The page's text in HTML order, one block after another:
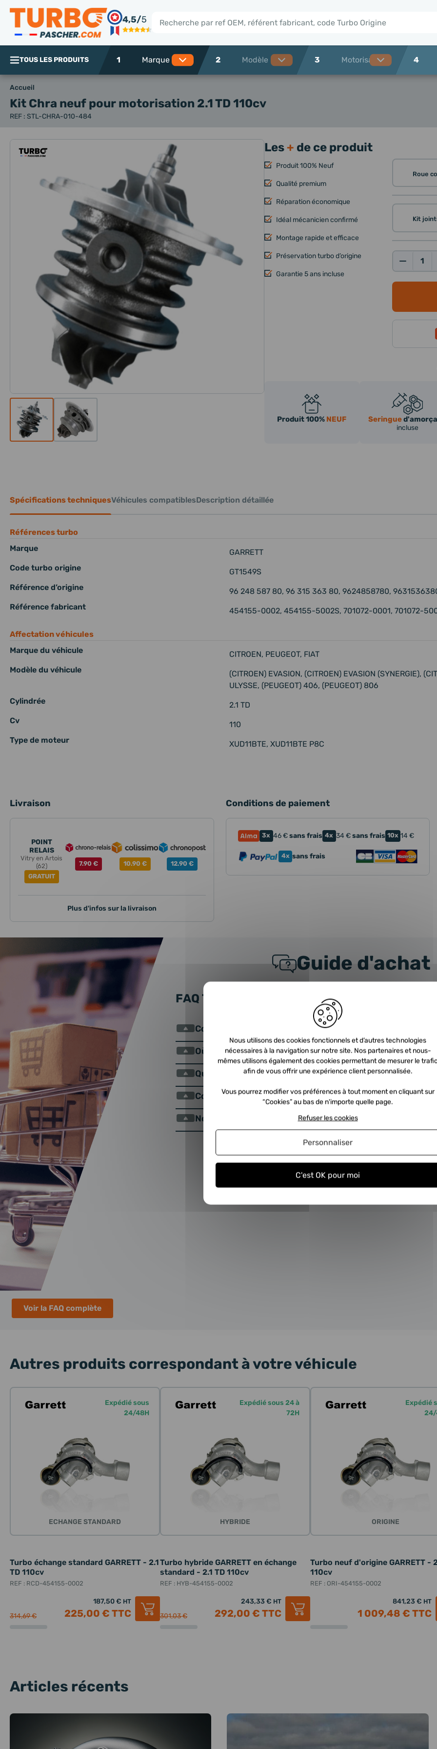
4,5/5
Rechercher
TOUS LES PRODUITS 1 2 3 4
Accueil
Kit Chra neuf pour motorisation 2.1 TD 110cv
REF : STL-CHRA-010-484
Les+ de ce produit
Produit 100% Neuf
Qualité premium
Réparation économique
Idéal mécanicien confirmé
Montage rapide et efficace
Préservation turbo d’origine
Garantie 5 ans incluse
Roue
Kit
Produit 100% NEUF Seringue
incluse
Spécifications techniquesVéhicules compatiblesDescription détaillée
Références turbo
Marque
GARRETT
Code turbo origine GT1549S
Référence d’origine 96 248 587 80, 96 315 363 80, 9624858780,
Référence fabricant 454155-0002, 454155-5002S, 701072-0001, 701072-
Affectation véhicules
Marque du véhicule
CITROEN, PEUGEOT, FIAT
Modèle du véhicule
(CITROEN) EVASION, (CITROEN) EVASION (SYNERGIE),
ULYSSE, (PEUGEOT) 406, (PEUGEOT) 806
Cylindrée 2.1 TD
Cv 110
Type de moteur XUD11BTE, XUD11BTE P8C
Livraison
POINT
RELAIS
Vitry en Artois
(62)
GRATUIT
7.90 € 10.90 € 12.90 €
Plus d'infos sur la livraison
Conditions de paiement
3x 46€sans frais 4x 34 €sans frais 10x 14 €
4x sans frais
Guide d'achat
FAQ TURBO
Comment choisir un turbo ?
Où se trouve le turbo dans mon véhicule ?
Qu’est ce qu’une consigne turbo?
Comment nous envoyer la consigne ?
Nos turbos échange standard
Voir la FAQ complète
Autres produits correspondant à votre véhicule
Expédié sous
24/48H
ECHANGE STANDARD
Turbo échange standard GARRETT - 2.1
TD 110cv
REF : RCD-454155-0002
314,69 €
187,50 € HT
225,00 € TTC
Expédié sous 24 à
72H
HYBRIDE
Turbo hybride GARRETT en échange
standard - 2.1 TD 110cv
REF : HYB-454155-0002
301,03 €
243,33 € HT
292,00 € TTC
Expédié
24/
ORIGINE
Turbo neuf d'origine GARRETT -
110cv
REF : ORI-454155-0002
841,23 € HT
1 009,48 € TTC
Articles récents
Panneau de gestion des cookies
Nous utilisons des cookies fonctionnels et d’autres technologies
nécessaires à la navigation sur notre site. Nos partenaires et nous-
mêmes utilisons également des cookies permettant de mesurer le trafic
afin de vous offrir une expérience client personnalisée.
Vous pourrez modifier vos préférences à tout moment en cliquant sur
“Cookies” au bas de n'importe quelle page.
C'est OK pour moi
Refuser les cookies
Personnaliser